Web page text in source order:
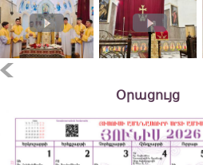
Օրացույց